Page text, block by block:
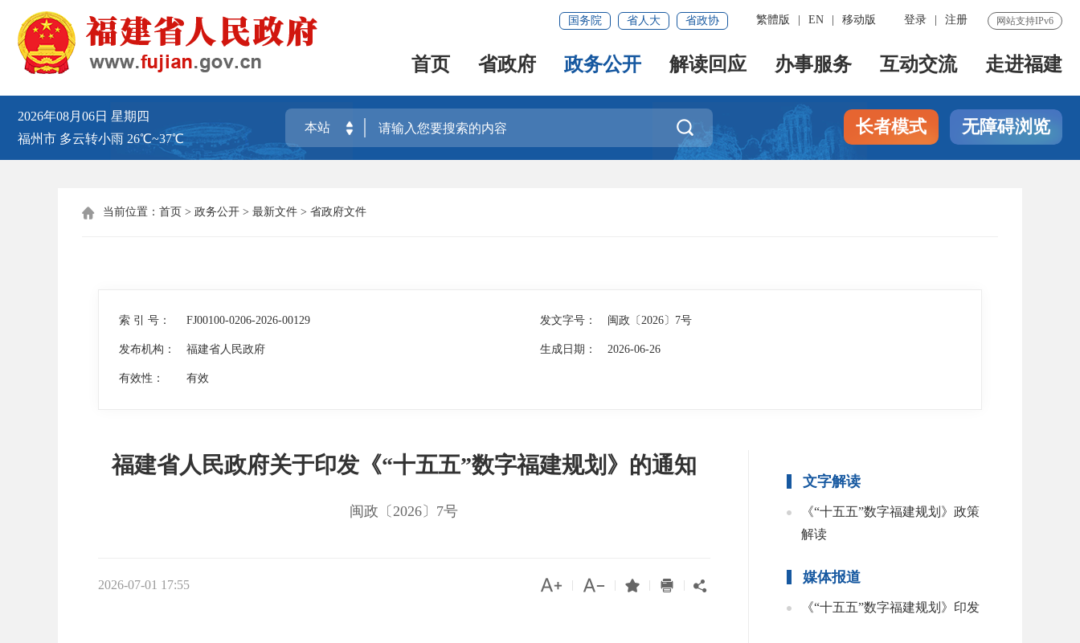
网站支持IPv6
登录 注册
繁體版 EN 移动版
国务院 省人大 省政协
首页 省政府 政务公开 解读回应 办事服务 互动交流 走进福建
2026年08月06日 星期四
福州市 多云转小雨 26℃~37℃
 长者模式 无障碍浏览
 当前位置： 首页 > 政务公开 > 最新文件 > 省政府文件
索 引 号： FJ00100-0206-2026-00129 发文字号： 闽政〔2026〕7号
发布机构： 福建省人民政府 生成日期： 2026-06-26
有效性： 有效
福建省人民政府关于印发《“十五五”数字福建规划》的通知
闽政〔2026〕7号
2026-07-01 17:55     
文字解读
《“十五五”数字福建规划》政策
解读
媒体报道
《“十五五”数字福建规划》印发